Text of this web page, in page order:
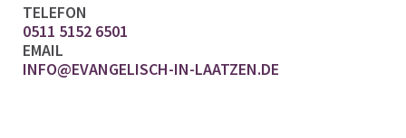
TELEFON
0511 5152 6501
EMAIL
INFO@EVANGELISCH-IN-LAATZEN.DE